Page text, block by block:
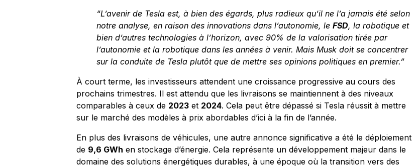
“L’avenir de Tesla est, à bien des égards, plus radieux qu’il ne l’a jamais été selon
notre analyse, en raison des innovations dans l’autonomie, le FSD, la robotique et
bien d’autres technologies à l’horizon, avec 90% de la valorisation tirée par
l’autonomie et la robotique dans les années à venir. Mais Musk doit se concentrer
sur la conduite de Tesla plutôt que de mettre ses opinions politiques en premier.”
À court terme, les investisseurs attendent une croissance progressive au cours des
prochains trimestres. Il est attendu que les livraisons se maintiennent à des niveaux
comparables à ceux de 2023 et 2024. Cela peut être dépassé si Tesla réussit à mettre
sur le marché des modèles à prix abordables d’ici à la fin de l’année.
En plus des livraisons de véhicules, une autre annonce significative a été le déploiement
de 9,6 GWh en stockage d’énergie. Cela représente un développement majeur dans le
domaine des solutions énergétiques durables, à une époque où la transition vers des